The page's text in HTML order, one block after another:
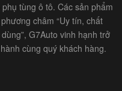
tùng ô tô. Các sản phẩm
châm “Uy tín, chất
G7Auto vinh hạnh trở
cùng quý khách hàng.